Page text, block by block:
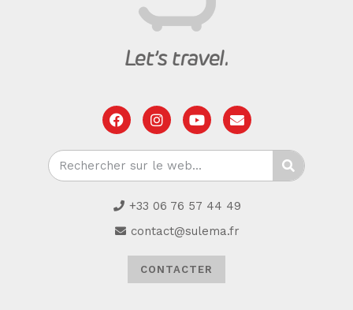
+33 06 76 57 44 49
contact@sulema.fr
CONTACTER